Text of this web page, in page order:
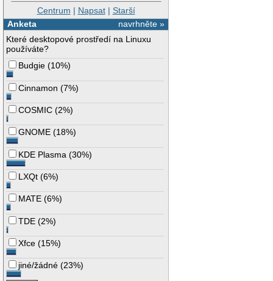
Centrum | Napsat| Starší
navrhněte »
Anketa
Které desktopové prostředí na Linuxu
používáte?
Budgie (10%)
Cinnamon (7%)
COSMIC (2%)
GNOME (18%)
KDE Plasma (30%)
LXQt (6%)
MATE (6%)
TDE (2%)
Xfce (15%)
jiné/žádné (23%)